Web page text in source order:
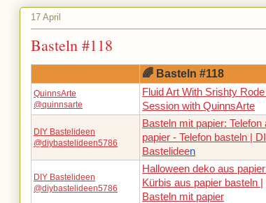
17 April
Basteln #118
🌈 Basteln #118
QuinnsArte
@quinnsarte
Fluid Art With Srishty Rode
Session with QuinnsArte
DIY Bastelideen
@diybastelideen5786
Basteln mit papier: Telefon
papier - Telefon basteln |
Bastelideen
DIY Bastelideen
@diybastelideen5786
Halloween deko aus
Kürbis aus papier basteln |
Basteln mit papier